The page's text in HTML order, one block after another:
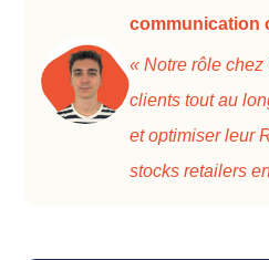
communication
« Notre rôle
clients tout au
et optimiser leur
stocks retailers